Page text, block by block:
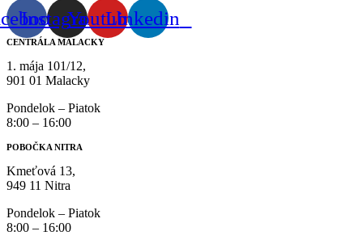
InstagramYoutubeLinkedin
CENTRÁLA MALACKY
1. mája 101/12,
901 01 Malacky
Pondelok – Piatok
8:00 – 16:00
POBOČKA NITRA
Kmeťová 13,
949 11 Nitra
Pondelok – Piatok
8:00 – 16:00